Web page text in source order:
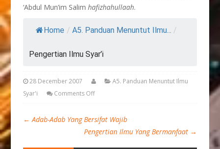
‘Abdul Mun’im Salimhafizhahullaah.
Home / A5. Panduan Menuntut Ilmu... /
Pengertian Ilmu Syar’i
28 December 2007
A5. Panduan Menuntut Ilmu
Syar'i
Comments Off
← Adab-Adab Yang Bersifat Wajib
Pengertian Ilmu Yang Bermanfaat →